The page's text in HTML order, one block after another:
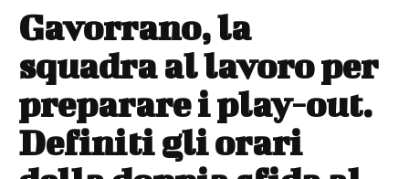
Gavorrano, la
squadra al lavoro per
preparare i play-out.
Definiti gli orari